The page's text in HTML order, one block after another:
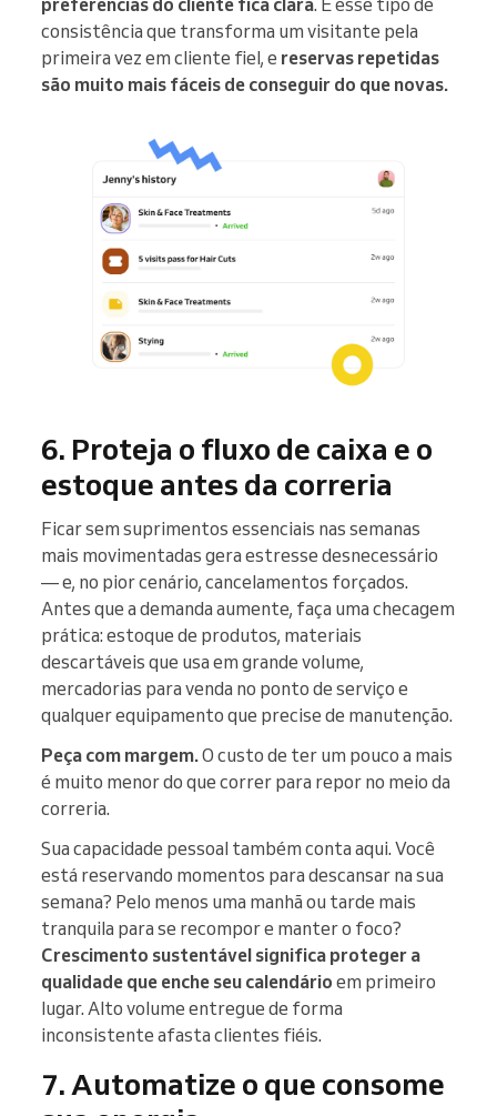
preferências do cliente fica clara. É esse tipo de
consistência que transforma um visitante pela
primeira vez em cliente fiel, e reservas repetidas
são muito mais fáceis de conseguir do que novas.
6. Proteja o fluxo de caixa e o
estoque antes da correria
Ficar sem suprimentos essenciais nas semanas
mais movimentadas gera estresse desnecessário
— e, no pior cenário, cancelamentos forçados.
Antes que a demanda aumente, faça uma checagem
prática: estoque de produtos, materiais
descartáveis que usa em grande volume,
mercadorias para venda no ponto de serviço e
qualquer equipamento que precise de manutenção.
Peça com margem.O custo de ter um pouco a mais
é muito menor do que correr para repor no meio da
correria.
Sua capacidade pessoal também conta aqui. Você
está reservando momentos para descansar na sua
semana? Pelo menos uma manhã ou tarde mais
tranquila para se recompor e manter o foco?
Crescimento sustentável significa proteger a
qualidade que enche seu calendário em primeiro
lugar. Alto volume entregue de forma
inconsistente afasta clientes fiéis.
7. Automatize o que consome